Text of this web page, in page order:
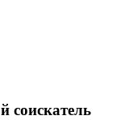
соискатель